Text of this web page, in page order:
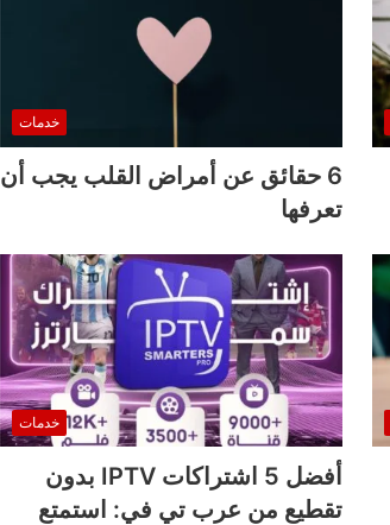
خدمات
6 حقائق عن أمراض القلب يجب أن
تعرفها
خدمات
أفضل 5 اشتراكات IPTV بدون
تقطيع من عرب تي في: استمتع